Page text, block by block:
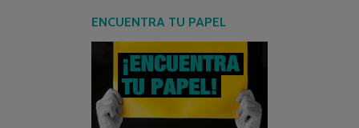
ENCUENTRA TU PAPEL